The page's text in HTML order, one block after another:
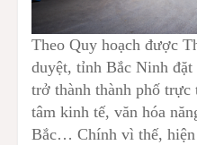
Theo Quy hoạch được
duyệt, tỉnh Bắc Ninh đặt
trở thành thành phố
tâm kinh tế, văn hóa
Bắc… Chính vì thế,